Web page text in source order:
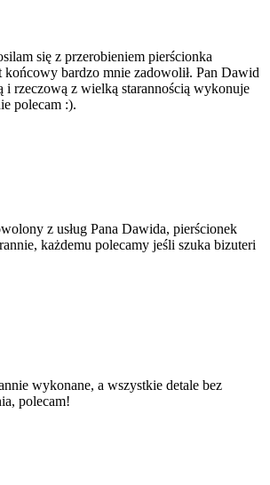
się z przerobieniem pierścionka
końcowy bardzo mnie zadowolił. Pan Dawid
i rzeczową z wielką starannością wykonuje
polecam :).
z usług Pana Dawida, pierścionek
każdemu polecamy jeśli szuka bizuteri
wykonane, a wszystkie detale bez
polecam!